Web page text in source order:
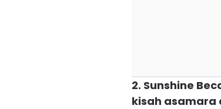
2. Sunshine
kisah asamara